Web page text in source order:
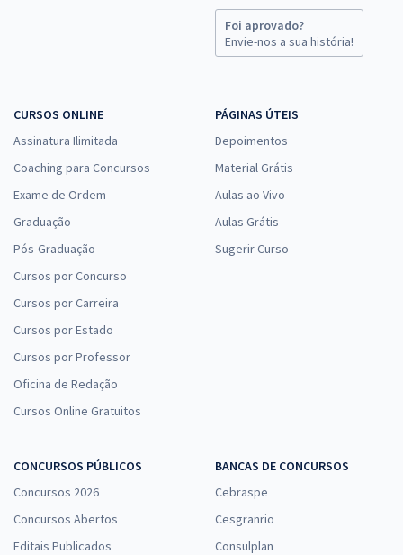
Foi aprovado?
Envie-nos a sua história!
CURSOS ONLINE
Assinatura Ilimitada
Coaching para Concursos
Exame de Ordem
Graduação
Pós-Graduação
Cursos por Concurso
Cursos por Carreira
Cursos por Estado
Cursos por Professor
Oficina de Redação
Cursos Online Gratuitos
PÁGINAS ÚTEIS
Depoimentos
Material Grátis
Aulas ao Vivo
Aulas Grátis
Sugerir Curso
CONCURSOS PÚBLICOS
Concursos 2026
Concursos Abertos
Editais Publicados
BANCAS DE CONCURSOS
Cebraspe
Cesgranrio
Consulplan